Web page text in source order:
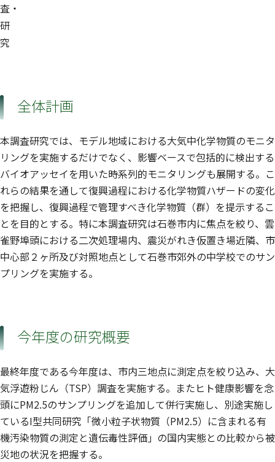
査・
研
究
全体計画
本調査研究では、モデル地域における大気中化学物質のモニタ
リングを実施するだけでなく、影響ベースで包括的に検出する
バイオアッセイを用いた時系列的モニタリングも展開する。こ
れらの結果を通して復興過程における化学物質ハザードの変化
を把握し、復興過程で管理すべき化学物質（群）を提示するこ
とを目的とする。特に本調査研究は石巻市内に焦点を絞り、雲
雀野埠頭における二次処理場内、震災がれき仮置き場近隣、市
中心部２ヶ所及び対照地点として石巻市郊外の中学校でのサン
プリングを実施する。
今年度の研究概要
最終年度である今年度は、市内三地点に測定点を絞り込み、大
気浮遊粉じん（TSP）調査を実施する。またヒト健康影響を念
頭にPM2.5のサンプリングを追加して併行実施し、別途実施し
ているI型共同研究「微小粒子状物質（PM2.5）に含まれる有
機汚染物質の測定と遺伝毒性評価」の国内実態との比較から被
災地の状況を把握する。